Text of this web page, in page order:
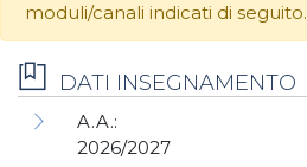
moduli/canali indicati di seguito.
DATI INSEGNAMENTO
A.A.:
2026/2027